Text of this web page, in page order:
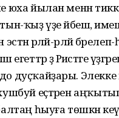
юха йылан менән
ҡыҙ үҙе йәбешә,
эстән әрләй-әрләй
егеттәр ҙә Рәистәге
дуҫҡайҙары. Элекке
еҫтәрен
һыуға төшкән